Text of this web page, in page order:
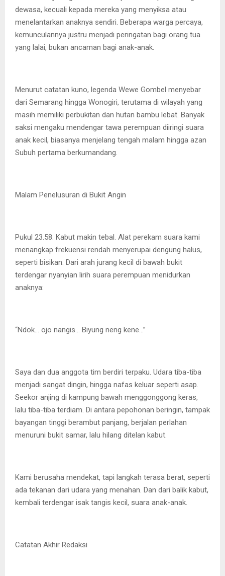
dewasa, kecuali kepada mereka yang menyiksa atau
menelantarkan anaknya sendiri. Beberapa warga percaya,
kemunculannya justru menjadi peringatan bagi orang tua
yang lalai, bukan ancaman bagi anak-anak.
Menurut catatan kuno, legenda Wewe Gombel menyebar
dari Semarang hingga Wonogiri, terutama di wilayah yang
masih memiliki perbukitan dan hutan bambu lebat. Banyak
saksi mengaku mendengar tawa perempuan diiringi suara
anak kecil, biasanya menjelang tengah malam hingga azan
Subuh pertama berkumandang.
Malam Penelusuran di Bukit Angin
Pukul 23.58. Kabut makin tebal. Alat perekam suara kami
menangkap frekuensi rendah menyerupai dengung halus,
seperti bisikan. Dari arah jurang kecil di bawah bukit
terdengar nyanyian lirih suara perempuan menidurkan
anaknya:
“Ndok… ojo nangis… Biyung neng kene…”
Saya dan dua anggota tim berdiri terpaku. Udara tiba-tiba
menjadi sangat dingin, hingga nafas keluar seperti asap.
Seekor anjing di kampung bawah menggonggong keras,
lalu tiba-tiba terdiam. Di antara pepohonan beringin, tampak
bayangan tinggi berambut panjang, berjalan perlahan
menuruni bukit samar, lalu hilang ditelan kabut.
Kami berusaha mendekat, tapi langkah terasa berat, seperti
ada tekanan dari udara yang menahan. Dan dari balik kabut,
kembali terdengar isak tangis kecil, suara anak-anak.
Catatan Akhir Redaksi